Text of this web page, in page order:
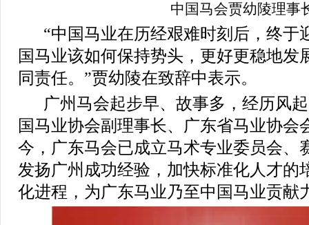
中国马会贾幼陵理事
“中国马业在历经艰难时刻后，终于
国马业该如何保持势头，更好更稳地发
同责任。”贾幼陵在致辞中表示。
广州马会起步早、故事多，经历风
国马业协会副理事长、广东省马业协会
今，广东马会已成立马术专业委员会、
发扬广州成功经验，加快标准化人才的
化进程，为广东马业乃至中国马业贡献